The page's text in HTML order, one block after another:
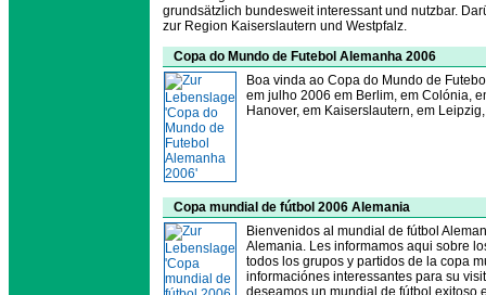
grundsätzlich bundesweit interessant und nutzbar.
zur Region Kaiserslautern und Westpfalz.
Copa do Mundo de Futebol Alemanha 2006
Boa vinda ao Copa do Mundo de
em julho 2006 em Berlim, em Colónia,
Hanover, em Kaiserslautern, em
Copa mundial de fútbol 2006 Alemania
Bienvenidos al mundial de fútbol
Alemania. Les informamos aqui sobre
todos los grupos y partidos de la copa
informaciónes interessantes para su
deseamos un mundial de fútbol exitoso